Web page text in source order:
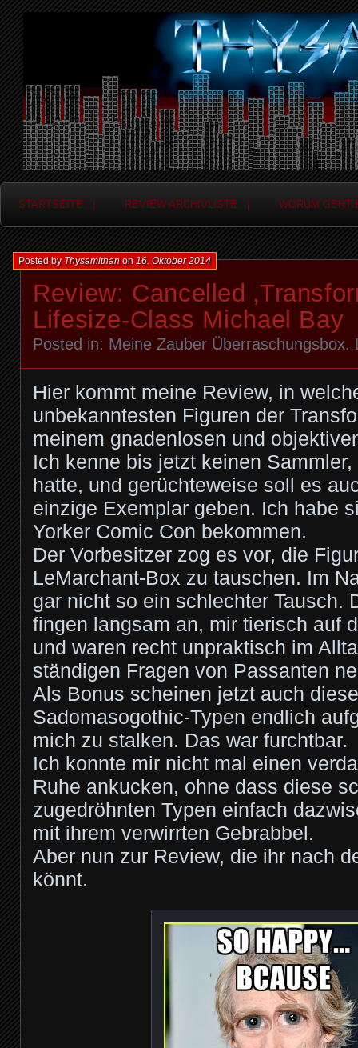
Thysamithan
STARTSEITE . | REVIEW ARCHIVLISTE . | WORUM GEHT
Review: Cancelled
Lifesize-Class Michael Bay
Posted byThysamithanon16. Oktober 2014
Posted in: Meine Zauber Überraschungsbox.
Hier kommt meine Review, in
unbekanntesten Figuren der
meinem gnadenlosen und
Ich kenne bis jetzt keinen
hatte, und gerüchteweise soll es
einzige Exemplar geben. Ich habe
Yorker Comic Con bekommen.
Der Vorbesitzer zog es vor, die
LeMarchant-Box zu tauschen. Im
gar nicht so ein schlechter Tausch.
fingen langsam an, mir tierisch auf
und waren recht unpraktisch im
ständigen Fragen von Passanten
Als Bonus scheinen jetzt auch
Sadomasogothic-Typen endlich
mich zu stalken. Das war furchtbar.
Ich konnte mir nicht mal einen
Ruhe ankucken, ohne dass diese
zugedröhnten Typen einfach
mit ihrem verwirrten Gebrabbel.
Aber nun zur Review, die ihr nach
könnt.